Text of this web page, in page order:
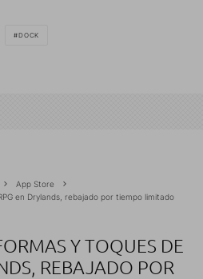
DOCK
App Store
en Drylands, rebajado por tiempo limitado
Y TOQUES DE
REBAJADO POR